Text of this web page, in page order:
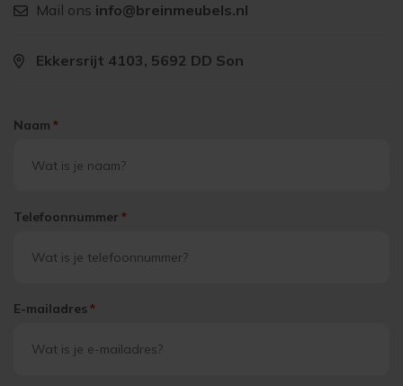
Mail ons info@breinmeubels.nl
Ekkersrijt 4103, 5692 DD Son
Naam *
Telefoonnummer *
E-mailadres *